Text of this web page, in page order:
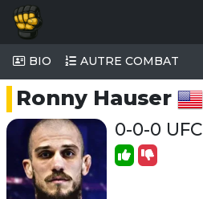
BIO AUTRE COMBAT
Ronny Hauser
0-0-0 UFC